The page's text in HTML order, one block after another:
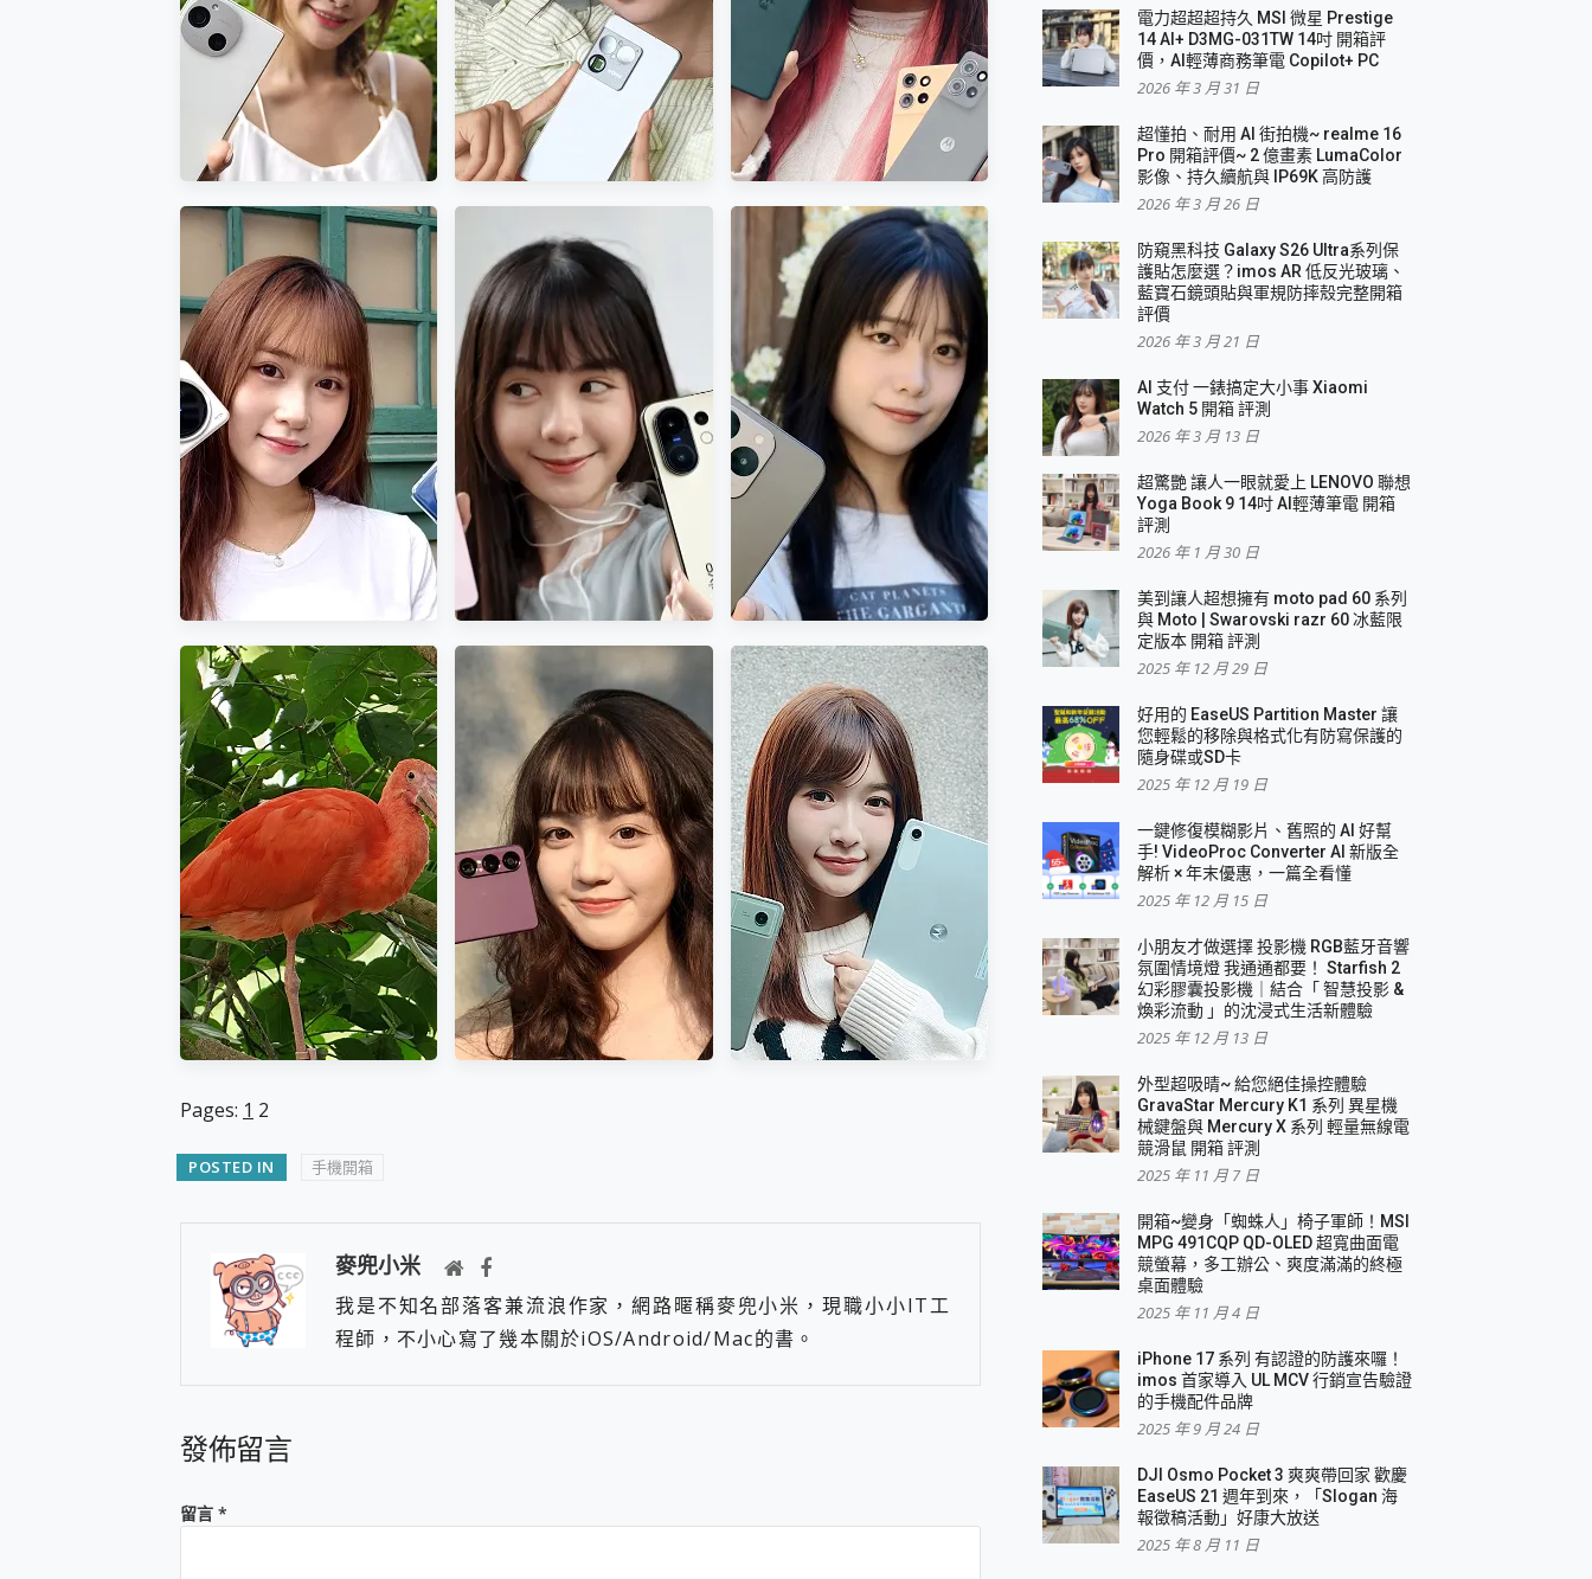
B&O 精品級音響! Home+ 中嘉寬頻 SoundBox 劇院串流盒 開箱 評測
2億 APO蔡司長焦神機降臨~ vivo X200 Pro、vivo X200 就是這麼好拍
EaseUS Vocal Remover 免費線上去聲器一鍵去除人聲 人聲 音樂分離 2024 消除人聲推薦
3 個超值 MHN 飛人工具分享~~ iToolab AnyGo 魔物獵人 Now飛人 ios教學 不出門也可以到處走
Locawhere AnyTo 寶可夢飛人 AnyTo 不出門也可以飛遍全世界
小體積 40000mAh 超大容量 一次充5個設備 充好充滿 CUKTECH 酷態科 300W 微型充電站 開箱 評測
97.3% 恢復率，資料救援就是這麼簡單 EaseUS Data Recovery Wizard Free 18.0.0 業界最好的資料救援軟體
全新 SONY Xperia 1 VI 開箱! 相機實測! 長焦覆蓋更遠更清晰、2日長續航、頂尖影音娛樂效能~
Xiaomi 14 Ultra 開箱 評測~ 有深度的 Leica 影像旗艦手機! 加碼小旗艦 Xiaomi 14 開箱 評測
vivo TWS 3e 真無線藍牙耳機智慧降噪升級、音質明亮溫潤，並支援雙設備連接~
MSI Claw 掌機專屬配件包 來囉 完美保護 MSI Claw A1M-026TW 電競掌機
人像旗艦 vivo V30 系列 開箱 評測! 首搭蔡司光學鏡頭、攝影棚級柔光環、拍攝功能最好玩的美拍神機 vivo V30 Pro
多個願望一次滿足 超強散熱 微星 MSI Claw A1M-026TW 電競掌機 開箱 評測
一吸完美對位 擁有超強吸力與超好用的隱磁支架 O-ONE MAG 最會吸的行動電源 開箱 評測
OPPO 哈蘇 300mm 專業增距鏡實測：Find X9 Ultra 光學長焦隨手拍，紀錄生活就是這麼簡單
Motorola edge 70 pro 及 moto g37 power上市，登錄在送飛利浦氣炸鍋
近八千元的 Soundcore Liberty 5 Pro Max，有螢幕的耳機會是智商稅嗎?
ASUS Pad 全面應援 Me Time，加碼愛奇藝黃金雙周卡體驗，專案價最低 NT$0 起
SHARP AQUOS R9開箱，首
款 Leica Hektor 鏡頭 相機實
測~ 性能、續航、體驗~
Sony Xperia 1 VIII 開箱實
測：沒有連續光學的平衡拿
捏，AI 攝影助理真的懂我？
最美軍規三防機，motorola
edge 50 中看中用超硬實力~
2億 APO蔡司長焦神機降臨~
vivo X200 Pro、vivo X200
就是這麼好拍
懂妳的 vivo X200 FE 蔡司旗
艦~ 顏值x實力一機全方位滿
足 手機開箱 實測
八千有找 realme 15T 開箱評
價，7000mAh大電量+ AI 智
慧應用，影音娛樂、拍照、
續航~ 日常用剛剛好的輕旗艦
手機
鏡開箱實拍！ 升級 Ultra 前
必看的長焦極限測試
導入更多 Alpha 到 Walkman
版本 開箱 評測
Pages: 1 2
POSTED IN 手機開箱
麥兜小米
我是不知名部落客兼流浪作家，網路暱稱麥兜小米，現職小小IT工
程師，不小心寫了幾本關於iOS/Android/Mac的書。
發佈留言
留言 *
電力超超超持久 MSI 微星 Prestige
14 AI+ D3MG-031TW 14吋 開箱評
價，AI輕薄商務筆電 Copilot+ PC
2026 年 3 月 31 日
超懂拍、耐用 AI 街拍機~ realme 16
Pro 開箱評價~ 2 億畫素 LumaColor
影像、持久續航與 IP69K 高防護
2026 年 3 月 26 日
防窺黑科技 Galaxy S26 Ultra系列保
護貼怎麼選？imos AR 低反光玻璃、
藍寶石鏡頭貼與軍規防摔殼完整開箱
評價
2026 年 3 月 21 日
AI 支付 一錶搞定大小事 Xiaomi
Watch 5 開箱 評測
2026 年 3 月 13 日
超驚艷 讓人一眼就愛上 LENOVO 聯想
Yoga Book 9 14吋 AI輕薄筆電 開箱
評測
2026 年 1 月 30 日
美到讓人超想擁有 moto pad 60 系列
與 Moto | Swarovski razr 60 冰藍限
定版本 開箱 評測
2025 年 12 月 29 日
好用的 EaseUS Partition Master 讓
您輕鬆的移除與格式化有防寫保護的
隨身碟或SD卡
2025 年 12 月 19 日
一鍵修復模糊影片、舊照的 AI 好幫
手! VideoProc Converter AI 新版全
解析 × 年末優惠，一篇全看懂
2025 年 12 月 15 日
小朋友才做選擇 投影機 RGB藍牙音響
氛圍情境燈 我通通都要！ Starfish 2
幻彩膠囊投影機｜結合「 智慧投影 &
煥彩流動 」的沈浸式生活新體驗
2025 年 12 月 13 日
外型超吸晴~ 給您絕佳操控體驗
GravaStar Mercury K1 系列 異星機
械鍵盤與 Mercury X 系列 輕量無線電
競滑鼠 開箱 評測
2025 年 11 月 7 日
開箱~變身「蜘蛛人」椅子軍師！MSI
MPG 491CQP QD-OLED 超寬曲面電
競螢幕，多工辦公、爽度滿滿的終極
桌面體驗
2025 年 11 月 4 日
iPhone 17 系列 有認證的防護來囉！
imos 首家導入 UL MCV 行銷宣告驗證
的手機配件品牌
2025 年 9 月 24 日
DJI Osmo Pocket 3 爽爽帶回家 歡慶
EaseUS 21 週年到來，「Slogan 海
報徵稿活動」好康大放送
2025 年 8 月 11 日